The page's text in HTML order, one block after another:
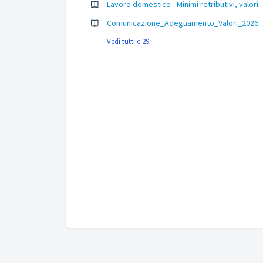
Lavoro domestico - Minimi retributivi, valori
Vedi tutti e 29